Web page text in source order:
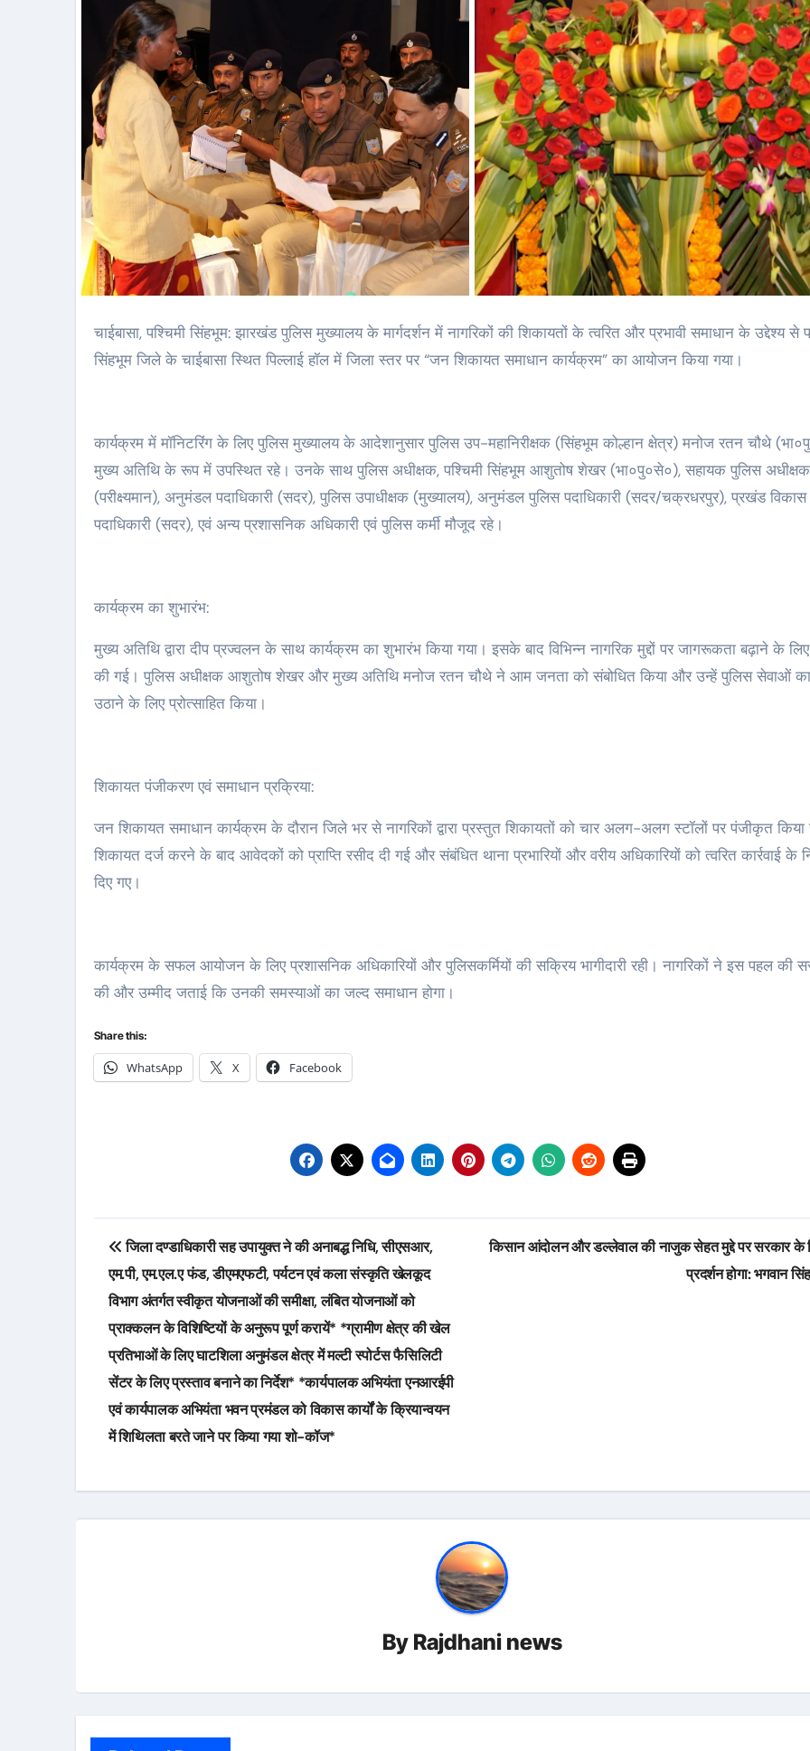
चाईबासा, पश्चिमी सिंहभूम: झारखंड पुलिस मुख्यालय के मार्गदर्शन में नागरिकों की शिकायतों के त्वरित और प्रभावी समाधान के उद्देश्य से पश्चिमी
सिंहभूम जिले के चाईबासा स्थित पिल्लाई हॉल में जिला स्तर पर “जन शिकायत समाधान कार्यक्रम” का आयोजन किया गया।
कार्यक्रम में मॉनिटरिंग के लिए पुलिस मुख्यालय के आदेशानुसार पुलिस उप-महानिरीक्षक (सिंहभूम कोल्हान क्षेत्र) मनोज रतन चौथे
मुख्य अतिथि के रूप में उपस्थित रहे। उनके साथ पुलिस अधीक्षक, पश्चिमी सिंहभूम आशुतोष शेखर (भा०पु०से०), सहायक पुलिस अधीक्षक
(परीक्ष्यमान), अनुमंडल पदाधिकारी (सदर), पुलिस उपाधीक्षक (मुख्यालय), अनुमंडल पुलिस पदाधिकारी (सदर/चक्रधरपुर), प्रखंड विकास
पदाधिकारी (सदर), एवं अन्य प्रशासनिक अधिकारी एवं पुलिस कर्मी मौजूद रहे।
कार्यक्रम का शुभारंभ:
मुख्य अतिथि द्वारा दीप प्रज्वलन के साथ कार्यक्रम का शुभारंभ किया गया। इसके बाद विभिन्न नागरिक मुद्दों पर जागरूकता बढ़ाने के लिए
की गई। पुलिस अधीक्षक आशुतोष शेखर और मुख्य अतिथि मनोज रतन चौथे ने आम जनता को संबोधित किया और उन्हें पुलिस सेवाओं
उठाने के लिए प्रोत्साहित किया।
शिकायत पंजीकरण एवं समाधान प्रक्रिया:
जन शिकायत समाधान कार्यक्रम के दौरान जिले भर से नागरिकों द्वारा प्रस्तुत शिकायतों को चार अलग-अलग स्टॉलों पर पंजीकृत किया
शिकायत दर्ज करने के बाद आवेदकों को प्राप्ति रसीद दी गई और संबंधित थाना प्रभारियों और वरीय अधिकारियों को त्वरित कार्रवाई के
दिए गए।
कार्यक्रम के सफल आयोजन के लिए प्रशासनिक अधिकारियों और पुलिसकर्मियों की सक्रिय भागीदारी रही। नागरिकों ने इस पहल की
की और उम्मीद जताई कि उनकी समस्याओं का जल्द समाधान होगा।
Share this:
WhatsApp X Facebook
Post
navigation
जिला दण्डाधिकारी सह उपायुक्त ने की अनाबद्ध निधि, सीएसआर,
एम.पी, एम.एल.ए फंड, डीएमएफटी, पर्यटन एवं कला संस्कृति खेलकूद
विभाग अंतर्गत स्वीकृत योजनाओं की समीक्षा, लंबित योजनाओं को
प्राक्कलन के विशिष्टियों के अनुरूप पूर्ण करायें* *ग्रामीण क्षेत्र की खेल
प्रतिभाओं के लिए घाटशिला अनुमंडल क्षेत्र में मल्टी स्पोर्टस फैसिलिटी
सेंटर के लिए प्रस्ताव बनाने का निर्देश* *कार्यपालक अभियंता एनआरईपी
एवं कार्यपालक अभियंता भवन प्रमंडल को विकास कार्यों के क्रियान्वयन
में शिथिलता बरते जाने पर किया गया शो-कॉज*
किसान आंदोलन और डल्लेवाल की नाजुक सेहत मुद्दे पर सरकार के
प्रदर्शन होगा: भगवान
By Rajdhani news